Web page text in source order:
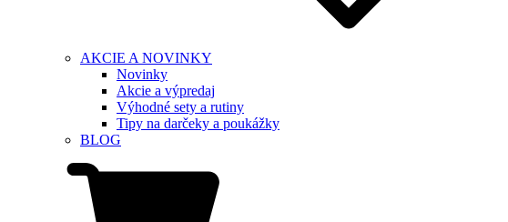
AKCIE A NOVINKY
Novinky
Akcie a výpredaj
Výhodné sety a rutiny
Tipy na darčeky a poukážky
BLOG